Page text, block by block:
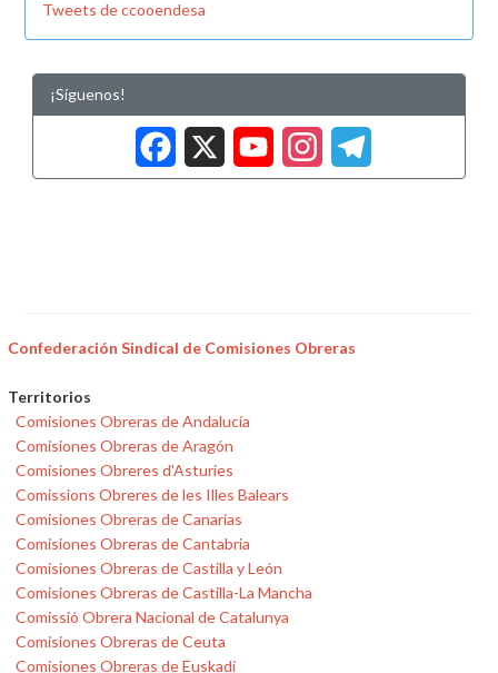
Tweets de ccooendesa
¡Síguenos!
Facebook
X
Confederación Sindical de Comisiones Obreras
Territorios
Comisiones Obreras de Andalucía
Comisiones Obreras de Aragón
Comisiones Obreres d'Asturies
Comissions Obreres de les Illes Balears
Comisiones Obreras de Canarias
Comisiones Obreras de Cantabria
Comisiones Obreras de Castilla y León
Comisiones Obreras de Castilla-La Mancha
Comissió Obrera Nacional de Catalunya
Comisiones Obreras de Ceuta
Comisiones Obreras de Euskadi